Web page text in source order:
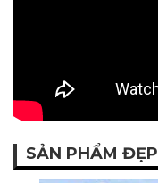
SẢN PHẨM ĐẸP